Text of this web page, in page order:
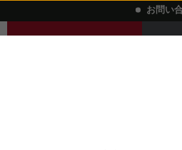
たない補聴器
お問い
取りに関わる最先端の技術を